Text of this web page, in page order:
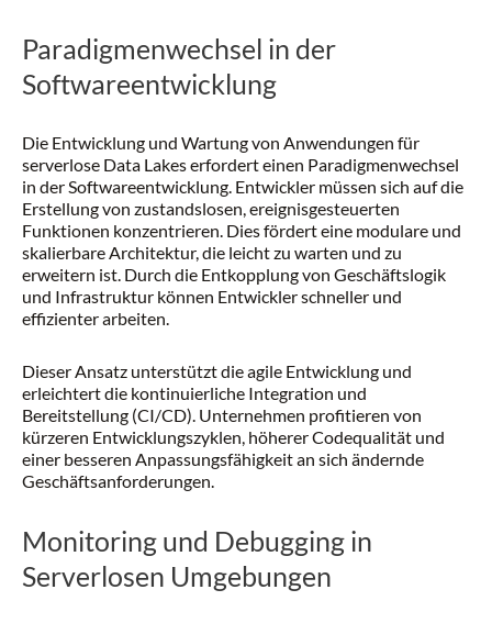
Paradigmenwechsel in der
Softwareentwicklung
Die Entwicklung und Wartung von Anwendungen für
serverlose Data Lakes erfordert einen Paradigmenwechsel
in der Softwareentwicklung. Entwickler müssen sich auf die
Erstellung von zustandslosen, ereignisgesteuerten
Funktionen konzentrieren. Dies fördert eine modulare und
skalierbare Architektur, die leicht zu warten und zu
erweitern ist. Durch die Entkopplung von Geschäftslogik
und Infrastruktur können Entwickler schneller und
effizienter arbeiten.
Dieser Ansatz unterstützt die agile Entwicklung und
erleichtert die kontinuierliche Integration und
Bereitstellung (CI/CD). Unternehmen profitieren von
kürzeren Entwicklungszyklen, höherer Codequalität und
einer besseren Anpassungsfähigkeit an sich ändernde
Geschäftsanforderungen.
Monitoring und Debugging in
Serverlosen Umgebungen